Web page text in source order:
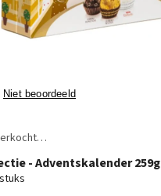
Niet beoordeeld
- Adventskalender 259g